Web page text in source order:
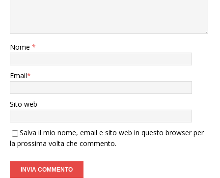
Nome *
Email*
Sito web
Salva il mio nome, email e sito web in questo browser per
la prossima volta che commento.